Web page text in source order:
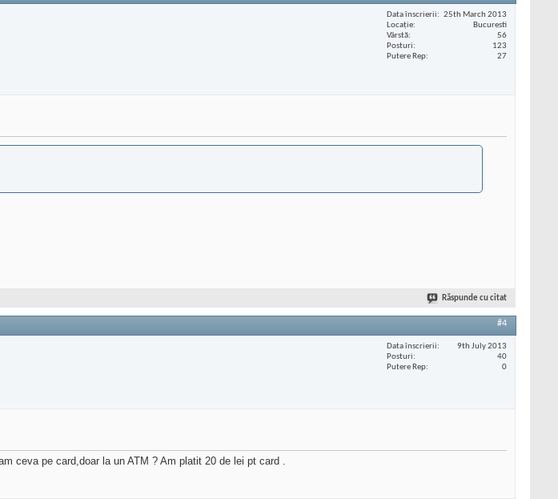
Data înscrierii
25th March 2013
Locaţie
Bucuresti
Vârstă
56
Posturi
123
Putere Rep
27
Răspunde cu citat
#4
Data înscrierii
9th July 2013
Posturi
40
Putere Rep
0
ceva pe card,doar la un ATM ? Am platit 20 de lei pt card .